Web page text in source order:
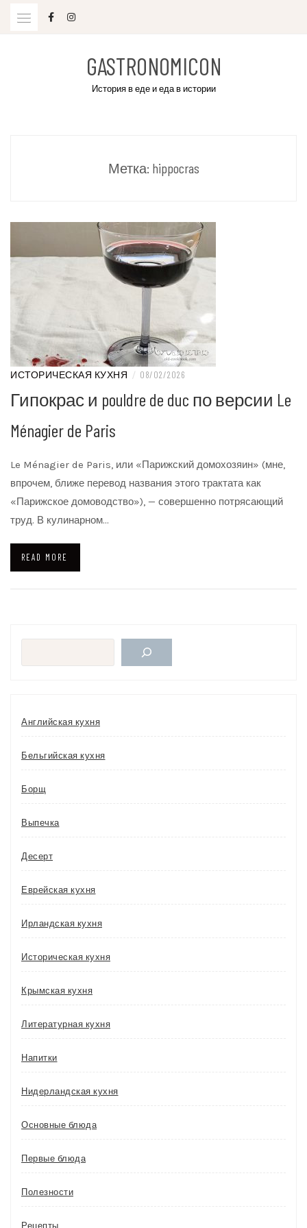
GASTRONOMICON
История в еде и еда в истории
Метка: hippocras
ИСТОРИЧЕСКАЯ КУХНЯ / 08/02/2026
Гипокрас и pouldre de duc по версии Le
Ménagier de Paris
Le Ménagier de Paris, или «Парижский домохозяин» (мне,
впрочем, ближе перевод названия этого трактата как
«Парижское домоводство»), — совершенно потрясающий
труд. В кулинарном…
READ MORE
Английская кухня
Бельгийская кухня
Борщ
Выпечка
Десерт
Еврейская кухня
Ирландская кухня
Историческая кухня
Крымская кухня
Литературная кухня
Напитки
Нидерландская кухня
Основные блюда
Первые блюда
Полезности
Рецепты